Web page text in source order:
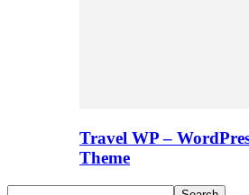
Travel WP –
Theme